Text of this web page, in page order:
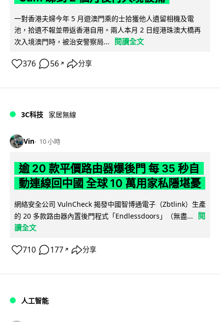
一對香港夫婦今年 5 月遊澳門乘的士拾獲他人遺留相機及電
池，拾遺不報並帶返香港自用。兩人本月 2 日經港珠澳大橋再
次入境澳門時，被治安警察局...
閱讀全文
376 56 ↗ 分享
3C科技 家居無線
Vin 10 小時
逾 20 款平價路由器爆後門 每 35 秒自
動連線回中國 全球 10 萬用家私隱堪憂
網絡安全公司 VulnCheck 揭發中國智博通電子（Zbtlink）生產
的 20 多款路由器內置後門程式「Endlessdoors」（無盡...
閱
讀全文
710 177 ↗ 分享
人工智能